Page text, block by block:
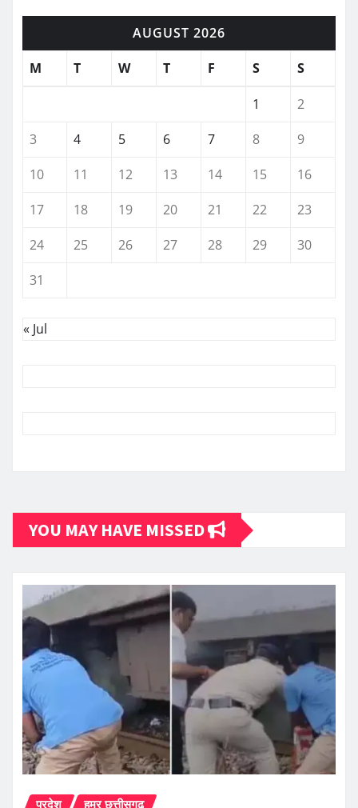
AUGUST 2026
M
T W T F S S
1
2
3
4 5 6 7 8
9
10
11 12 13 14 15
16
17
18 19 20 21 22
23
24
25 26 27 28 29
30
31
« Jul
YOU MAY HAVE MISSED
प्रदेश हमर छत्तीसगढ़